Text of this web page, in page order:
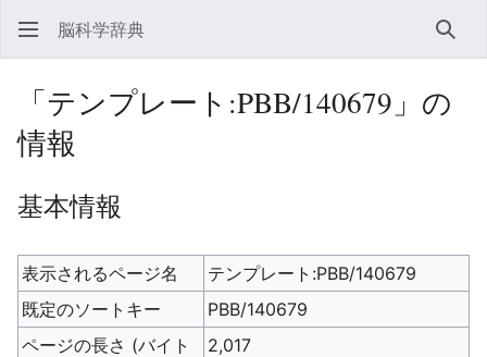
脳科学辞典 検索
「テンプレート:PBB/140679」の
情報
基本情報
表示されるページ名
テンプレート:PBB/140679
既定のソートキー
PBB/140679
ページの長さ (バイト
2,017